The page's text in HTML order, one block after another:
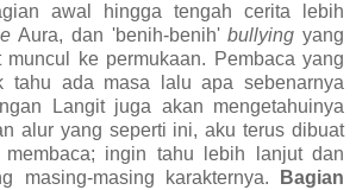
awal hingga tengah cerita lebih
Aura, dan 'benih-benih'bullying yang
ke permukaan. Pembaca yang
tahu ada masa lalu apa sebenarnya
Langit juga akan mengetahuinya
alur yang seperti ini, aku terus dibuat
membaca; ingin tahu lebih lanjut dan
masing-masing karakternya. Bagian